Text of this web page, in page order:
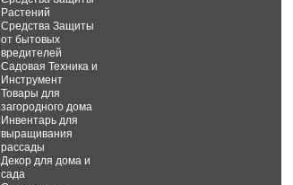
Растений
Средства Защиты
от бытовых
вредителей
Садовая Техника и
Инструмент
Товары для
загородного дома
Инвентарь для
выращивания
рассады
Декор для дома и
сада